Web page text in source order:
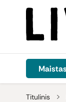
Maistas
Titulinis